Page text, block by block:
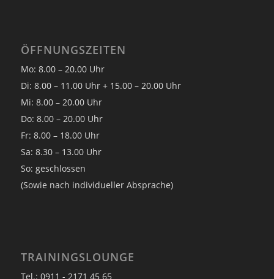
ÖFFNUNGSZEITEN
Mo: 8.00 – 20.00 Uhr
Di: 8.00 – 11.00 Uhr + 15.00 – 20.00 Uhr
Mi: 8.00 – 20.00 Uhr
Do: 8.00 – 20.00 Uhr
Fr: 8.00 – 18.00 Uhr
Sa: 8.30 – 13.00 Uhr
So: geschlossen
(Sowie nach individueller Absprache)
TRAININGSLOUNGE
Tel.: 0911 - 2171 45 65